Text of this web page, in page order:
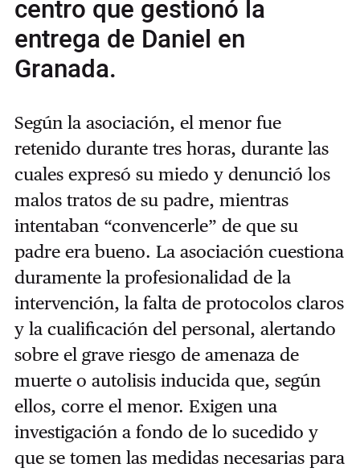
centro que gestionó la
entrega de Daniel en
Granada.
Según la asociación, el menor fue
retenido durante tres horas, durante las
cuales expresó su miedo y denunció los
malos tratos de su padre, mientras
intentaban “convencerle” de que su
padre era bueno. La asociación cuestiona
duramente la profesionalidad de la
intervención, la falta de protocolos claros
y la cualificación del personal, alertando
sobre el grave riesgo de amenaza de
muerte o autolisis inducida que, según
ellos, corre el menor. Exigen una
investigación a fondo de lo sucedido y
que se tomen las medidas necesarias para